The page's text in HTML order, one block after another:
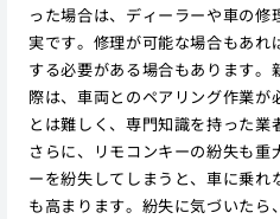
った場合は、ディーラーや車の
実です。修理が可能な場合もあれ
する必要がある場合もあります。
際は、車両とのペアリング作業が
とは難しく、専門知識を持った業
さらに、リモコンキーの紛失も
ーを紛失してしまうと、車に乗れ
も高まります。紛失に気づいたら